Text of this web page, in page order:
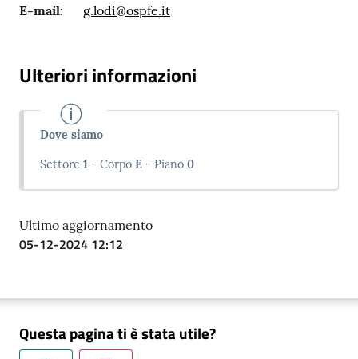
E-mail: g.lodi@ospfe.it
Ulteriori informazioni
Dove siamo
Settore1 - CorpoE - Piano0
Ultimo aggiornamento
05-12-2024 12:12
Questa pagina ti è stata utile?